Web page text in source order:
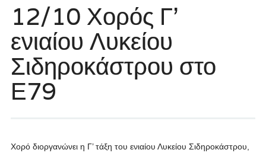
12/10 Χορός Γ’
ενιαίου Λυκείου
Σιδηροκάστρου στο
Ε79
Χορό διοργανώνει η Γ’ τάξη του ενιαίου Λυκείου Σιδηροκάστρου,